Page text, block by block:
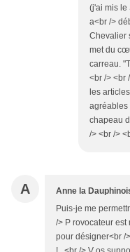
(j'ai mis le
a<br />
Chevalier
met du
carreau.
<br /> <br
les
agréables
chapeau
/> <br />
A Anne la
Puis-je me
/> P rovocateur est
pour désigner<br /